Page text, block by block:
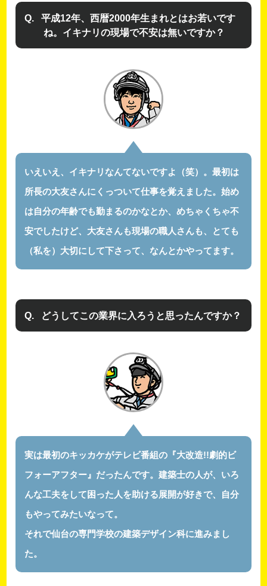
平成12年、西暦2000年生まれとはお若いです
ね。イキナリの現場で不安は無いですか？
いえいえ、イキナリなんてないですよ（笑）。最初は
所長の大友さんにくっついて仕事を覚えました。始め
は自分の年齢でも勤まるのかなとか、めちゃくちゃ不
安でしたけど、大友さんも現場の職人さんも、とても
（私を）大切にして下さって、なんとかやってます。
どうしてこの業界に入ろうと思ったんですか？
実は最初のキッカケがテレビ番組の『大改造!!劇的ビ
フォーアフター』だったんです。建築士の人が、いろ
んな工夫をして困った人を助ける展開が好きで、自分
もやってみたいなって。
それで仙台の専門学校の建築デザイン科に進みまし
た。